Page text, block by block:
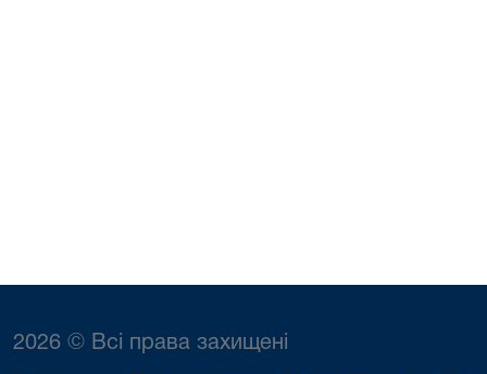
2026 © Всі права захищені